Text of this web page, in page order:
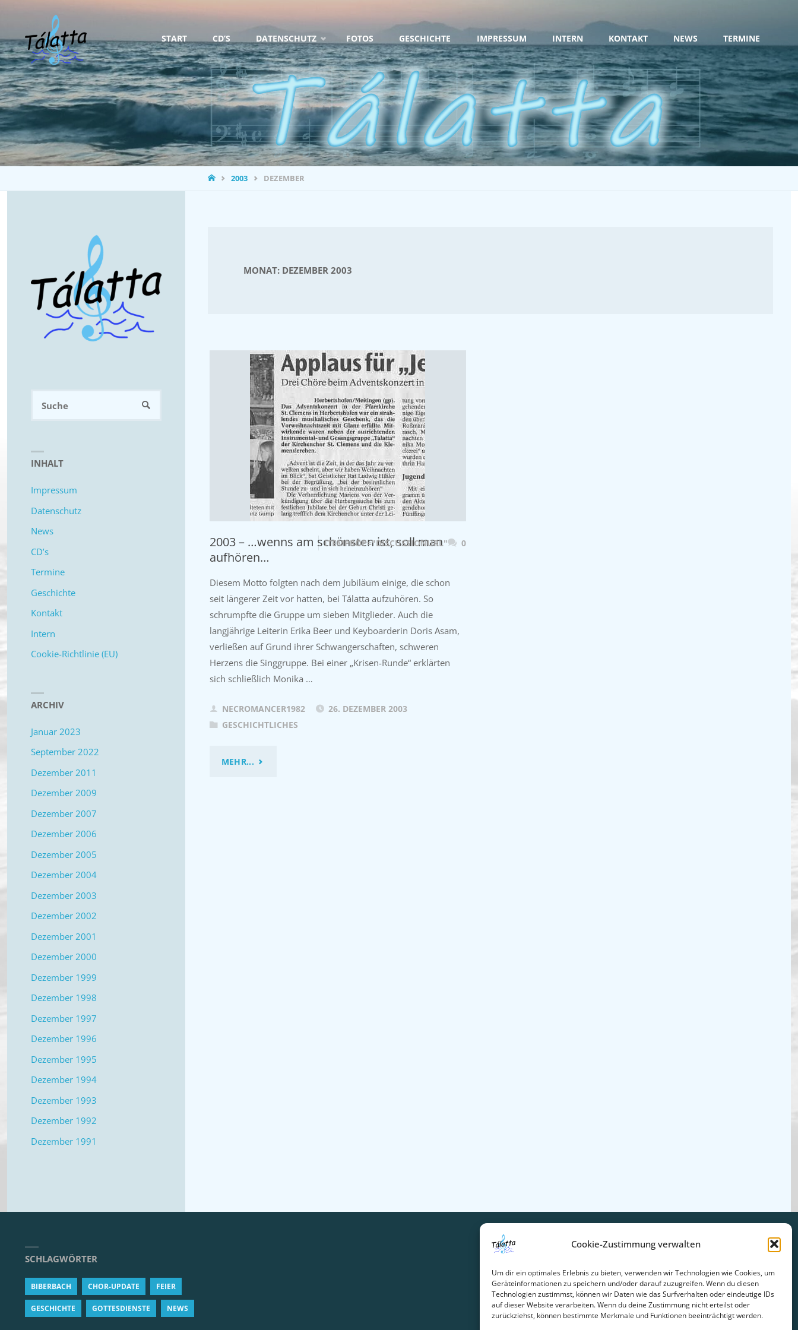
Cookie-Zustimmung verwalten
Um dir ein optimales Erlebnis zu bieten, verwenden wir Technologien wie Cookies, um
Geräteinformationen zu speichern und/oder darauf zuzugreifen. Wenn du diesen
Technologien zustimmst, können wir Daten wie das Surfverhalten oder eindeutige IDs
auf dieser Website verarbeiten. Wenn du deine Zustimmung nicht erteilst oder
zurückziehst, können bestimmte Merkmale und Funktionen beeinträchtigt werden.
Zum
Inhalt
springen
START CD’S DATENSCHUTZ FOTOS GESCHICHTE IMPRESSUM INTERN KONTAKT NEWS TERMINE
STARTSEITE
2003 DEZEMBER
MONAT: DEZEMBER 2003
2003 – …wenns am schönsten ist, soll man
aufhören…
ITEMPROP="DISCUSSIONURL" 0
Diesem Motto folgten nach dem Jubiläum einige, die schon
seit längerer Zeit vor hatten, bei Tálatta aufzuhören. So
schrumpfte die Gruppe um sieben Mitglieder. Auch die
langjährige Leiterin Erika Beer und Keyboarderin Doris Asam,
verließen auf Grund ihrer Schwangerschaften, schweren
Herzens die Singgruppe. Bei einer „Krisen-Runde“ erklärten
sich schließlich Monika …
NECROMANCER1982
26. DEZEMBER 2003
GESCHICHTLICHES
MEHR..."2003
SUCHE
INHALT
Impressum
Datenschutz
News
CD’s
Termine
Geschichte
Kontakt
Intern
Cookie-Richtlinie (EU)
ARCHIV
Januar 2023
September 2022
Dezember 2011
Dezember 2009
Dezember 2007
Dezember 2006
Dezember 2005
Dezember 2004
Dezember 2003
Dezember 2002
Dezember 2001
Dezember 2000
Dezember 1999
Dezember 1998
Dezember 1997
Dezember 1996
Dezember 1995
Dezember 1994
Dezember 1993
Dezember 1992
Dezember 1991
SCHLAGWÖRTER
BIBERBACH CHOR-UPDATE FEIER
GESCHICHTE GOTTESDIENSTE NEWS